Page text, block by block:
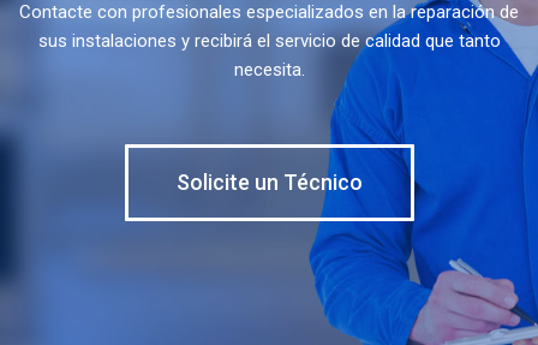
Contacte con profesionales especializados en la reparación de
sus instalaciones y recibirá el servicio de calidad que tanto
necesita.
Solicite un Técnico